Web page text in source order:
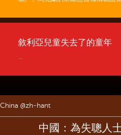
敘利亞兒童失去了的童年
...
China @zh-hant
中國：為失聰人